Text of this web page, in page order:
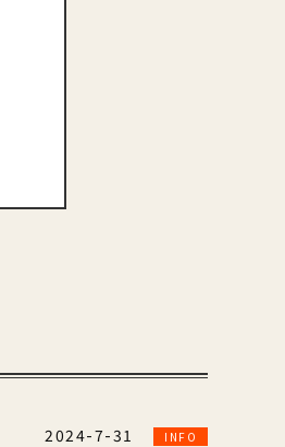
2024-7-31 INFO